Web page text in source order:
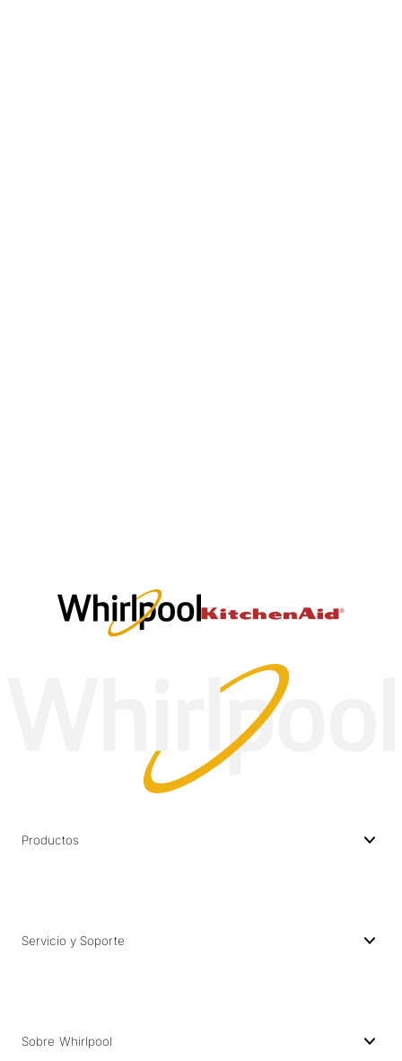
Productos
Servicio y Soporte
Sobre Whirlpool